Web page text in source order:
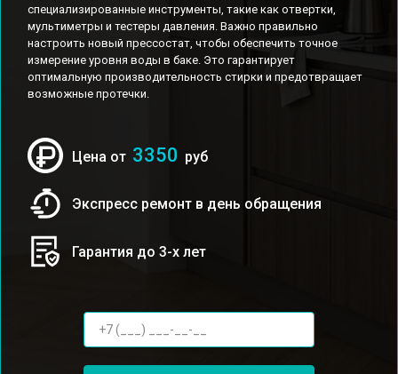
специализированные инструменты, такие как отвертки,
мультиметры и тестеры давления. Важно правильно
настроить новый прессостат, чтобы обеспечить точное
измерение уровня воды в баке. Это гарантирует
оптимальную производительность стирки и предотвращает
возможные протечки.
Цена от 3350 руб
Экспресс ремонт в день обращения
Гарантия до 3-х лет